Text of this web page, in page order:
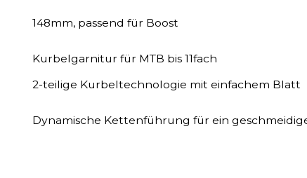
148mm, passend für Boost
Kurbelgarnitur für MTB bis 11fach
2-teilige Kurbeltechnologie mit einfachem Blatt
Dynamische Kettenführung für ein